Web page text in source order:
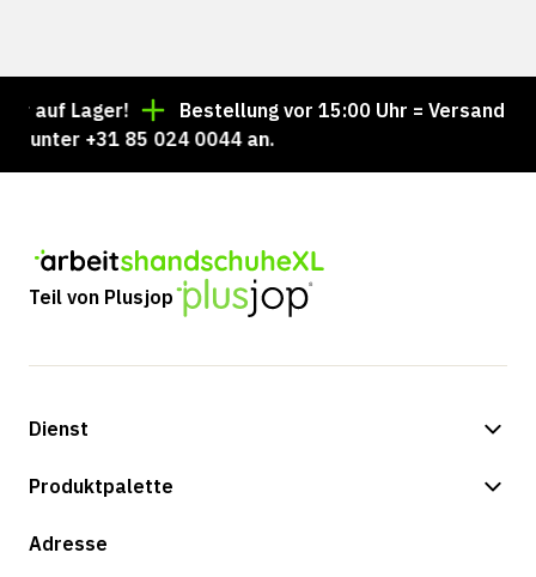
Lager!
Bestellung vor 15:00 Uhr = Versand noch
+31 85 024 0044 an.
Teil von Plusjop
Dienst
Zahlungsmöglichkeiten
Rücksendungen und Service
Produktpalette
Shop
Adresse